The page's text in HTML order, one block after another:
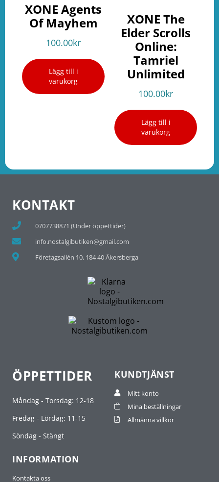
XONE Agents
Of Mayhem
100.00kr
Lägg till i
varukorg
XONE The
Elder Scrolls
Online:
Tamriel
Unlimited
100.00kr
Lägg till i
varukorg
KONTAKT
0707738871 (Under öppettider)
info.nostalgibutiken@gmail.com
Företagsallén 10, 184 40 Åkersberga
ÖPPETTIDER
Måndag - Torsdag: 12-18
Fredag - Lördag: 11-15
Söndag - Stängt
KUNDTJÄNST
Mitt konto
Mina beställningar
Allmänna villkor
INFORMATION
Kontakta oss